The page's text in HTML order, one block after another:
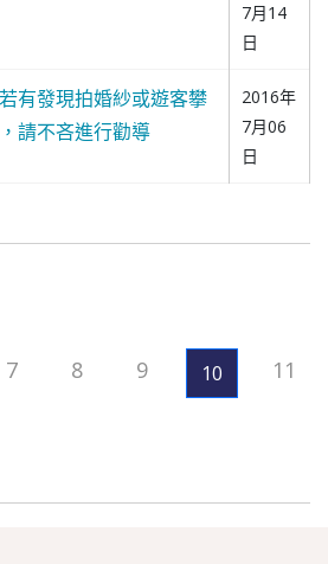
7月14
日
有發現拍婚紗或遊客攀
請不吝進行勸導
2016年
7月06
日
7 8 9 10 11